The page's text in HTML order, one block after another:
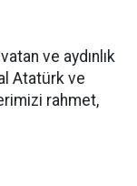
ve aydınlık
Atatürk ve
rahmet,